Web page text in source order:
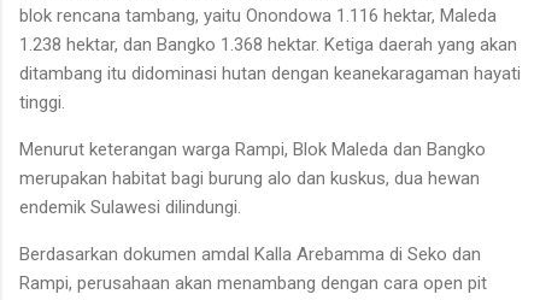
blok rencana tambang, yaitu Onondowa 1.116 hektar, Maleda
1.238 hektar, dan Bangko 1.368 hektar. Ketiga daerah yang akan
ditambang itu didominasi hutan dengan keanekaragaman hayati
tinggi.
Menurut keterangan warga Rampi, Blok Maleda dan Bangko
merupakan habitat bagi burung alo dan kuskus, dua hewan
endemik Sulawesi dilindungi.
Berdasarkan dokumen amdal Kalla Arebamma di Seko dan
Rampi, perusahaan akan menambang dengan cara open pit